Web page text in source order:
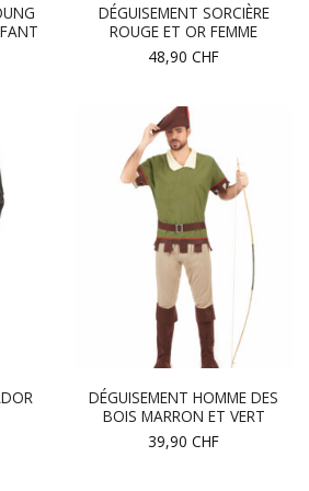
DÉGUISEMENT SORCIÈRE
ROUGE ET OR FEMME
48,90 CHF
DÉGUISEMENT HOMME DES
BOIS MARRON ET VERT
39,90 CHF